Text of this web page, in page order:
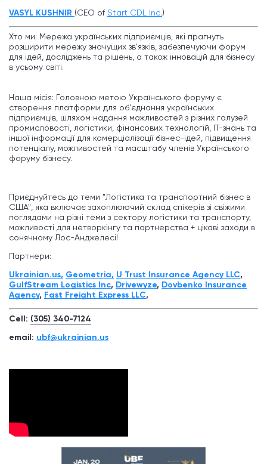
VASYL KUSHNIR (CEO of Start CDL Inc.)
Хто ми: Мережа українських підприємців, які прагнуть
розширити мережу значущих зв'язків, забезпечуючи форум
для ідей, досліджень та рішень, а також інновацій для бізнесу
в усьому світі.
Наша місія: Головною метою Українського форуму є
створення платформи для об'єднання українських
підприємців, шляхом надання можливостей з різних галузей
промисловості, логістики, фінансових технологій, ІТ-знань та
іншої інформації для комерціалізації бізнес-ідей, підвищення
потенціалу, можливостей та масштабу членів Українського
форуму бізнесу.
Приєднуйтесь до теми "Логістика та транспортний бізнес в
США", яка включає захоплюючий склад спікерів зі свіжими
поглядами на різні теми з сектору логістики та транспорту,
можливості для нетворкінгу та партнерства + цікаві заходи в
сонячному Лос-Анджелесі!
Партнери:
Ukrainian.us, Geometria, U Trust Insurance Agency LLC,
GulfStream Logistics Inc, Drivewyze, Dovbenko Insurance
Agency, Fast Freight Express LLС,
Cell: (305) 340-7124
email: ubf@ukrainian.us